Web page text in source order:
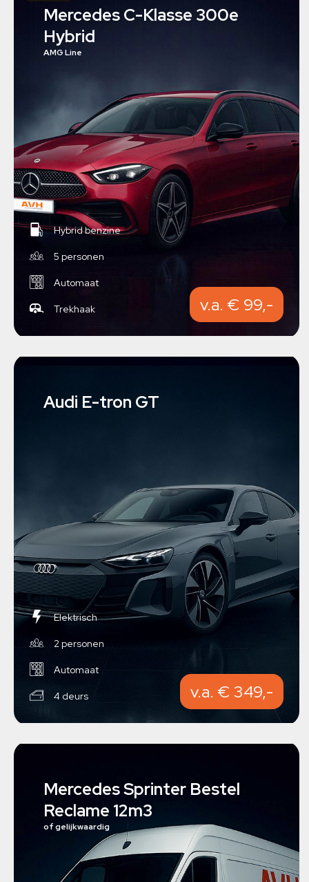
Mercedes C-Klasse 300e
Hybrid
AMG Line
Hybrid benzine
5 personen
Automaat
Trekhaak v.a. € 99,-
Audi E-tron GT
Elektrisch
2 personen
Automaat
4 deurs v.a. € 349,-
Mercedes Sprinter Bestel
Reclame 12m3
of gelijkwaardig